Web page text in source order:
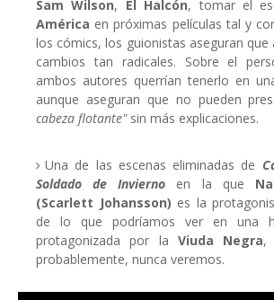
Sam Wilson, El Halcón, tomar el
América en próximas películas tal y
los cómics, los guionistas aseguran
cambios tan radicales. Sobre el
ambos autores querrían tenerlo en
aunque aseguran que no pueden
cabeza flotante" sin más explicaciones.
Una de las escenas eliminadas de
Soldado de Invierno en la que
(Scarlett Johansson) es la
de lo que podríamos ver en una
protagonizada por la Viuda Negra,
probablemente, nunca veremos.